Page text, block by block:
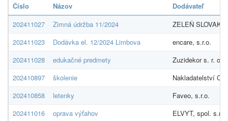
Číslo
Názov
Dodávateľ
202411027
Zimná údržba 11/2024
ZELEŇ
202411023
Dodávka el. 12/2024 Limbova
encare, s.r.o.
202411028
edukačné predmety
Zuzidekor s. r. o.
202410897
školenie
Nakladatelství
202410858
letenky
Faveo, s.r.o.
202411016
oprava výťahov
ELVYT, spol. s.r.o.